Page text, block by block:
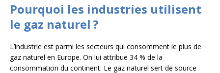
Pourquoi les industries utilisent
le gaz naturel ?
L’industrie est parmi les secteurs qui consomment le plus de
gaz naturel en Europe. On lui attribue 34 % de la
consommation du continent. Le gaz naturel sert de source